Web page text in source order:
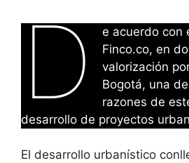
D
e acuerdo con
Finco.co, en
valorización
Bogotá, una
razones de
desarrollo de proyectos
El desarrollo urbanístico